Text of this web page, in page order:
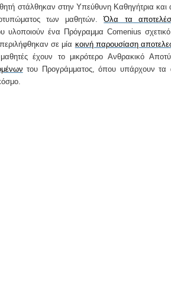
στάλθηκαν στην Υπεύθυνη Καθηγήτρια και
των μαθητών.Όλα τα
ένα Πρόγραμμα Comenius σχετικό
σε μία κοινή παρουσίαση
έχουν το μικρότερο Ανθρακικό
του Προγράμματος, όπου υπάρχουν τα